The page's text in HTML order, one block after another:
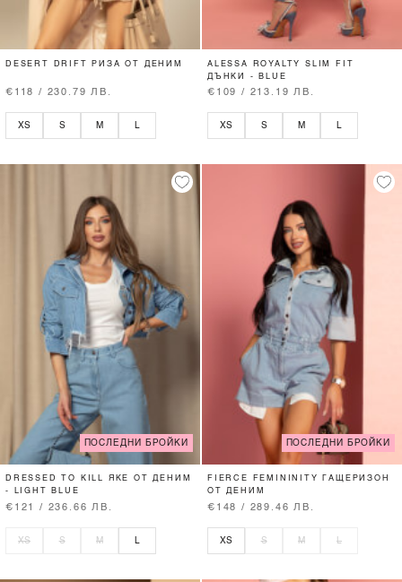
DESERT DRIFT РИЗА ОТ ДЕНИМ
€118 / 230.79 ЛВ.
XS S M L
ALESSA ROYALTY SLIM FIT
ДЪНКИ - BLUE
€109 / 213.19 ЛВ.
XS S M L
ПОСЛЕДНИ БРОЙКИ
DRESSED TO KILL ЯКЕ ОТ ДЕНИМ
- LIGHT BLUE
€121 / 236.66 ЛВ.
XS S M
ПОСЛЕДНИ БРОЙКИ
FIERCE FEMININITY ГАЩЕРИЗОН
ОТ ДЕНИМ
€148 / 289.46 ЛВ.
XS S M L